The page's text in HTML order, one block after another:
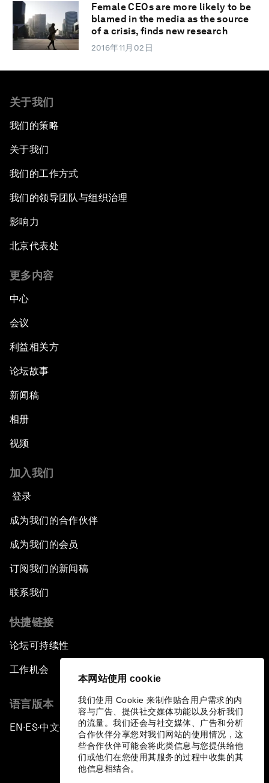
本网站使用 cookie
我们使用 Cookie 来制作贴合用户需求的内
容与广告、提供社交媒体功能以及分析我们
的流量。我们还会与社交媒体、广告和分析
合作伙伴分享您对我们网站的使用情况，这
些合作伙伴可能会将此类信息与您提供给他
们或他们在您使用其服务的过程中收集的其
他信息相结合。
Female CEOs are more likely to be
blamed in the media as the source
of a crisis, finds new research
2016年11月02日
关于我们
我们的策略
关于我们
我们的工作方式
我们的领导团队与组织治理
影响力
北京代表处
更多内容
中心
会议
利益相关方
论坛故事
新闻稿
相册
视频
加入我们
登录
成为我们的合作伙伴
成为我们的会员
订阅我们的新闻稿
联系我们
快捷链接
论坛可持续性
工作机会
语言版本
EN ▪ES▪中文▪ 日本語